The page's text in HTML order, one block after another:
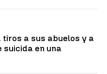
a sus abuelos y a
en una